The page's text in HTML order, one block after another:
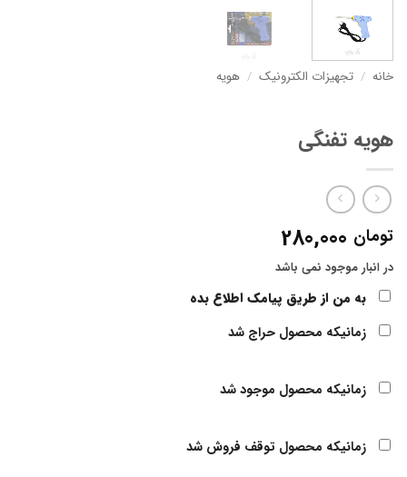
خانه / تجهیزات الکترونیک / هویه
هویه تفنگی
تومان
در انبار موجود نمی باشد
به من از طریق پیامک اطلاع بده
زمانیکه محصول حراج شد
زمانیکه محصول موجود شد
زمانیکه محصول توقف فروش شد